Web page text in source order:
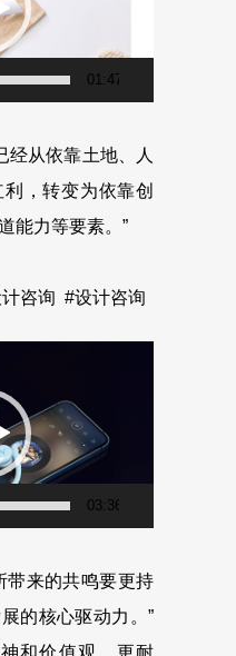
01:47
经从依靠土地、人
，转变为依靠创
能力等要素。”
咨询 #设计咨询
03:36
带来的共鸣要更持
的核心驱动力。”
和价值观，更耐